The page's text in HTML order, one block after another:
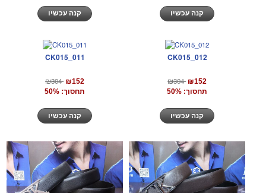
CK015_011
₪304 ₪152
תחסוך: 50%
CK015_012
₪304 ₪152
תחסוך: 50%